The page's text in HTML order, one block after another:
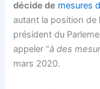
décide de mesures
autant la position de
président du
appeler “à des
mars 2020.